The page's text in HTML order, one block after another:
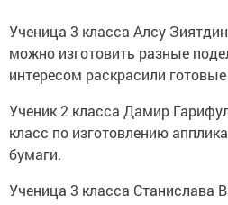
Ученица 3 класса Алсу
можно изготовить разные
интересом раскрасили
Ученик 2 класса Дамир
класс по изготовлению
бумаги.
Ученица 3 класса Станислава